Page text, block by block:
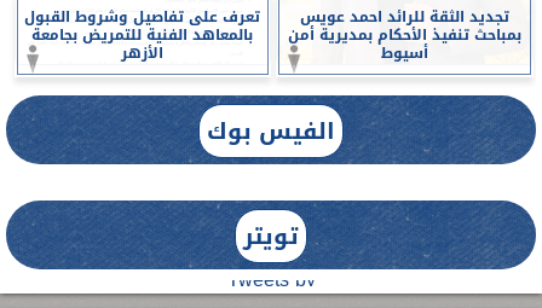
تجديد الثقة للرائد احمد عويس
بمباحث تنفيذ الأحكام بمديرية أمن
أسيوط
تعرف على تفاصيل وشروط القبول
بالمعاهد الفنية للتمريض بجامعة
الأزهر
الفيس بوك
تويتر
Tweets by